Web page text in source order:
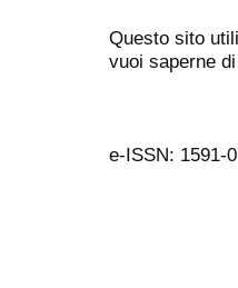
Questo sito
vuoi saperne
e-ISSN: 1591-